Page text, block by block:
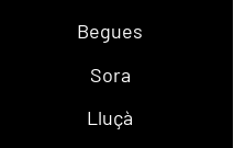
Begues
Sora
Lluçà